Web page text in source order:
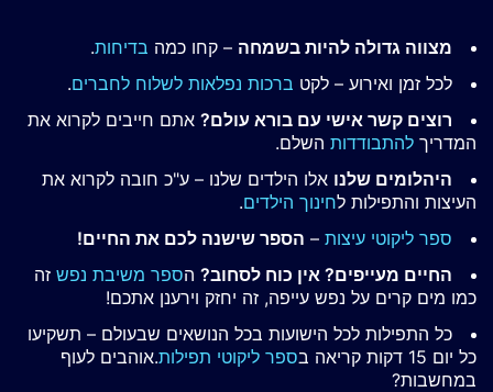
מצווה גדולה להיות בשמחה – קחו כמה בדיחות.
לכל זמן ואירוע – לקט ברכות נפלאות לשלוח לחברים.
רוצים קשר אישי עם בורא עולם? אתם חייבים לקרוא את
המדריך להתבודדות השלם.
היהלומים שלנו אלו הילדים שלנו – ע"כ חובה לקרוא את
העיצות והתפילות לחינוך הילדים.
ספר ליקוטי עיצות – הספר שישנה לכם את החיים!
החיים מעייפים? אין כוח לסחוב? הספר משיבת נפש זה
כמו מים קרים על נפש עייפה, זה יחזק וירענן אתכם!
כל התפילות לכל הישועות בכל הנושאים שבעולם – תשקיעו
כל יום 15 דקות קריאה ב
ספר ליקוטי תפילות.אוהבים לעוף
במחשבות?